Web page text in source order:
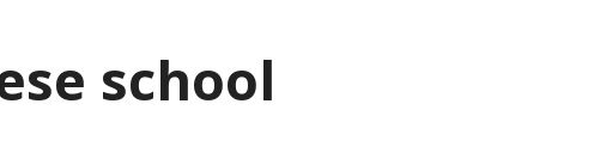
school